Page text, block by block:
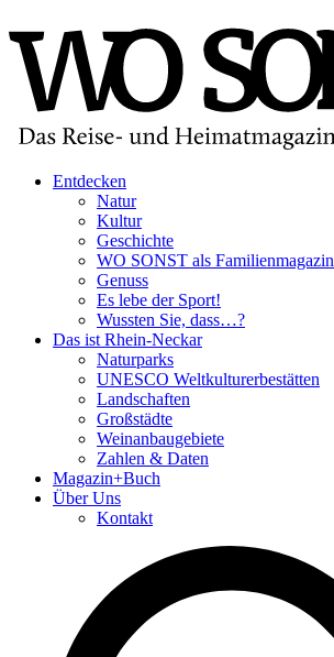
Entdecken
Natur
Kultur
Geschichte
WO SONST als Familienmagazin
Genuss
Es lebe der Sport!
Wussten Sie, dass…?
Das ist Rhein-Neckar
Naturparks
UNESCO Weltkulturerbestätten
Landschaften
Großstädte
Weinanbaugebiete
Zahlen & Daten
Magazin+Buch
Über Uns
Kontakt